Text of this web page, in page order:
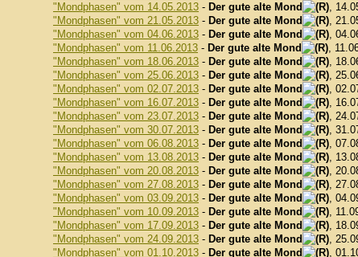
"Mondphasen" vom 14.05.2013 - Der gute alte Mond
,
"Mondphasen" vom 21.05.2013 - Der gute alte Mond
,
"Mondphasen" vom 04.06.2013 - Der gute alte Mond
,
"Mondphasen" vom 11.06.2013 - Der gute alte Mond
,
"Mondphasen" vom 18.06.2013 - Der gute alte Mond
,
"Mondphasen" vom 25.06.2013 - Der gute alte Mond
,
"Mondphasen" vom 02.07.2013 - Der gute alte Mond
,
"Mondphasen" vom 16.07.2013 - Der gute alte Mond
,
"Mondphasen" vom 23.07.2013 - Der gute alte Mond
,
"Mondphasen" vom 30.07.2013 - Der gute alte Mond
,
"Mondphasen" vom 06.08.2013 - Der gute alte Mond
,
"Mondphasen" vom 13.08.2013 - Der gute alte Mond
,
"Mondphasen" vom 20.08.2013 - Der gute alte Mond
,
"Mondphasen" vom 27.08.2013 - Der gute alte Mond
,
"Mondphasen" vom 03.09.2013 - Der gute alte Mond
,
"Mondphasen" vom 10.09.2013 - Der gute alte Mond
,
"Mondphasen" vom 17.09.2013 - Der gute alte Mond
,
"Mondphasen" vom 24.09.2013 - Der gute alte Mond
,
"Mondphasen" vom 01.10.2013 - Der gute alte Mond
,